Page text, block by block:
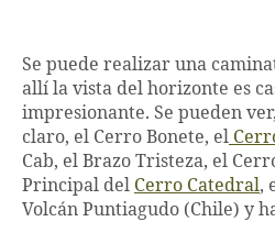
Se puede realizar una
allí la vista del horizonte es
impresionante. Se pueden
claro, el Cerro Bonete, el
Cab, el Brazo Tristeza, el
Principal del Cerro Catedral,
Volcán Puntiagudo (Chile) y